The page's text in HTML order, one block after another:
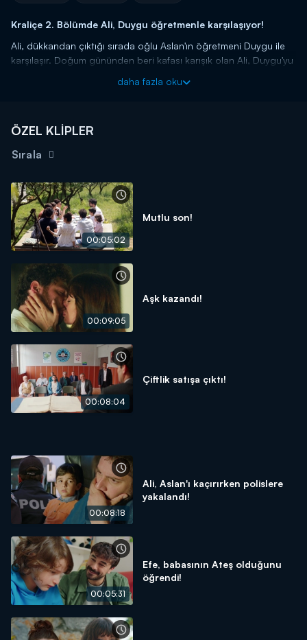
Kraliçe 2. Bölümde Ali, Duygu öğretmenle karşılaşıyor!
Ali, dükkandan çıktığı sırada oğlu Aslan'ın öğretmeni Duygu ile
karşılaşır. Doğum gününden beri kafası karışık olan Ali, Duygu'yu
daha fazla oku
ÖZEL KLİPLER
Sırala
00:05:02
Mutlu son!
00:09:05
Aşk kazandı!
00:08:04
Çiftlik satışa çıktı!
00:08:18
Ali, Aslan'ı kaçırırken polislere
yakalandı!
00:05:31
Efe, babasının Ateş olduğunu
öğrendi!